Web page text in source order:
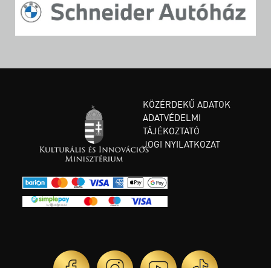
KÖZÉRDEKŰ ADATOK
ADATVÉDELMI
TÁJÉKOZTATÓ
JOGI NYILATKOZAT